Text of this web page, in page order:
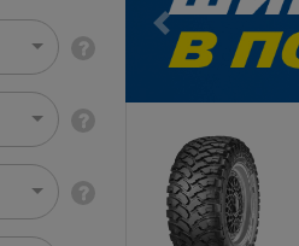
Previous